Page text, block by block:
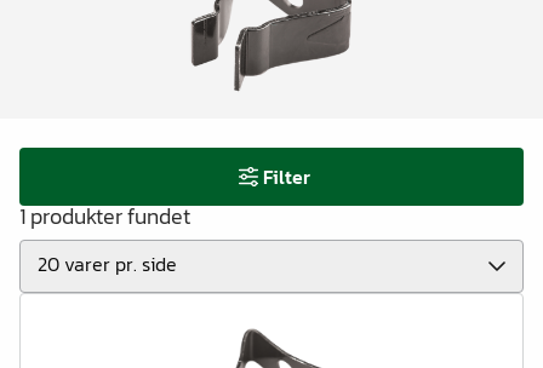
Filter
1 produkter fundet